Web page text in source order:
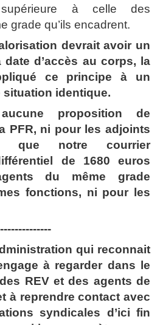
à celle des
grade qu’ils encadrent.
devrait avoir un
d’accès au corps, la
ce principe à un
identique.
proposition de
PFR, ni pour les adjoints
que notre courrier
de 1680 euros
du même grade
fonctions, ni pour les
qui reconnait
à regarder dans le
REV et des agents de
à reprendre contact avec
syndicales d’ici fin